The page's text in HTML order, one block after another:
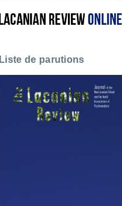
Liste de parutions